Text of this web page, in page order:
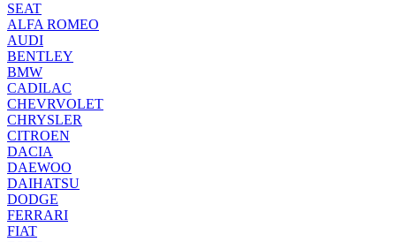
SEAT
ALFA ROMEO
AUDI
BENTLEY
BMW
CADILAC
CHEVRVOLET
CHRYSLER
CITROEN
DACIA
DAEWOO
DAIHATSU
DODGE
FERRARI
FIAT